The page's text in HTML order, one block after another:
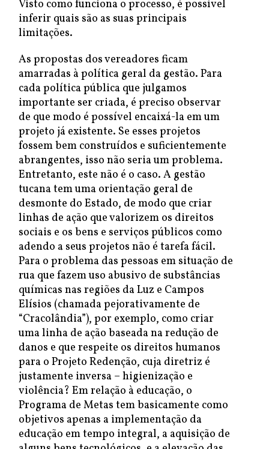
Visto como funciona o processo, é possível
inferir quais são as suas principais
limitações.
As propostas dos vereadores ficam
amarradas à política geral da gestão. Para
cada política pública que julgamos
importante ser criada, é preciso observar
de que modo é possível encaixá-la em um
projeto já existente. Se esses projetos
fossem bem construídos e suficientemente
abrangentes, isso não seria um problema.
Entretanto, este não é o caso. A gestão
tucana tem uma orientação geral de
desmonte do Estado, de modo que criar
linhas de ação que valorizem os direitos
sociais e os bens e serviços públicos como
adendo a seus projetos não é tarefa fácil.
Para o problema das pessoas em situação de
rua que fazem uso abusivo de substâncias
químicas nas regiões da Luz e Campos
Elísios (chamada pejorativamente de
“Cracolândia”), por exemplo, como criar
uma linha de ação baseada na redução de
danos e que respeite os direitos humanos
para o Projeto Redenção, cuja diretriz é
justamente inversa – higienização e
violência? Em relação à educação, o
Programa de Metas tem basicamente como
objetivos apenas a implementação da
educação em tempo integral, a aquisição de